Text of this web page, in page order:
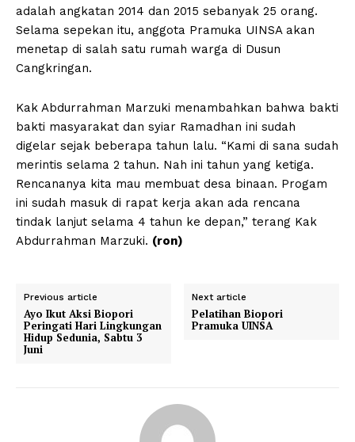
adalah angkatan 2014 dan 2015 sebanyak 25 orang.
Selama sepekan itu, anggota Pramuka UINSA akan
menetap di salah satu rumah warga di Dusun
Cangkringan.
Kak Abdurrahman Marzuki menambahkan bahwa bakti
bakti masyarakat dan syiar Ramadhan ini sudah
digelar sejak beberapa tahun lalu. “Kami di sana sudah
merintis selama 2 tahun. Nah ini tahun yang ketiga.
Rencananya kita mau membuat desa binaan. Progam
ini sudah masuk di rapat kerja akan ada rencana
tindak lanjut selama 4 tahun ke depan,” terang Kak
Abdurrahman Marzuki. (ron)
Previous article
Ayo Ikut Aksi Biopori
Peringati Hari Lingkungan
Hidup Sedunia, Sabtu 3
Juni
Next article
Pelatihan Biopori
Pramuka UINSA